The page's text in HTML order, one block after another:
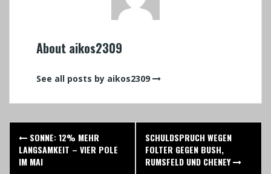
About aikos2309
See all posts by aikos2309
Post
navigation
SONNE: 12% MEHR
LANGSAMKEIT – VIER POLE
IM MAI
SCHULDSPRUCH WEGEN
FOLTER GEGEN BUSH,
RUMSFELD UND CHENEY